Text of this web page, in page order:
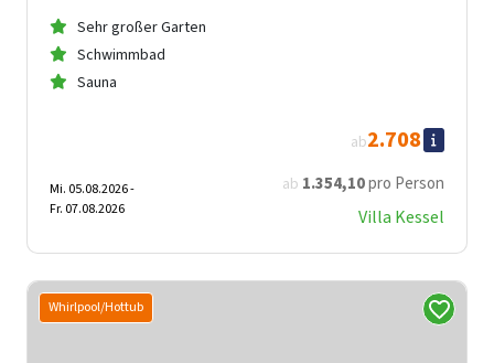
Sehr großer Garten
Schwimmbad
Sauna
ab 1.354,10pro Person
ab2.708
Mi. 05.08.2026 -
Fr. 07.08.2026
Villa Kessel
Whirlpool/Hottub